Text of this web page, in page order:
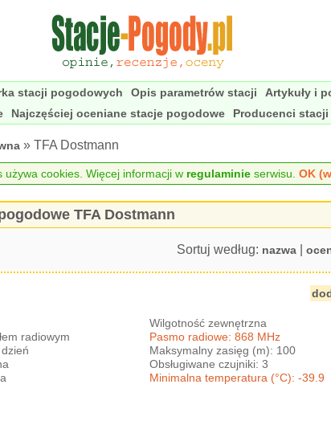
stacji pogodowych Opis parametrów stacji Artykuły i
Najczęściej oceniane stacje pogodowe Producenci
» TFA Dostmann
używa cookies. Więcej informacji w regulaminieserwisu. OK
TFA Dostmann
Sortuj według: nazwa|
radiowym
Wilgotność zewnętrzna
Pasmo radiowe: 868 MHz
Maksymalny zasięg (m): 100
Obsługiwane czujniki: 3
Minimalna temperatura (°C): -39.9